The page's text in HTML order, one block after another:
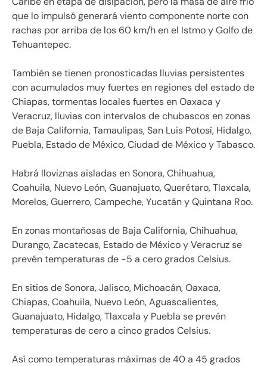
que lo impulsó generará viento componente norte con
rachas por arriba de los 60 km/h en el Istmo y Golfo de
Tehuantepec.
También se tienen pronosticadas lluvias persistentes
con acumulados muy fuertes en regiones del estado de
Chiapas, tormentas locales fuertes en Oaxaca y
Veracruz, lluvias con intervalos de chubascos en zonas
de Baja California, Tamaulipas, San Luis Potosí, Hidalgo,
Puebla, Estado de México, Ciudad de México y Tabasco.
Habrá lloviznas aisladas en Sonora, Chihuahua,
Coahuila, Nuevo León, Guanajuato, Querétaro, Tlaxcala,
Morelos, Guerrero, Campeche, Yucatán y Quintana Roo.
En zonas montañosas de Baja California, Chihuahua,
Durango, Zacatecas, Estado de México y Veracruz se
prevén temperaturas de -5 a cero grados Celsius.
En sitios de Sonora, Jalisco, Michoacán, Oaxaca,
Chiapas, Coahuila, Nuevo León, Aguascalientes,
Guanajuato, Hidalgo, Tlaxcala y Puebla se prevén
temperaturas de cero a cinco grados Celsius.
Así como temperaturas máximas de 40 a 45 grados